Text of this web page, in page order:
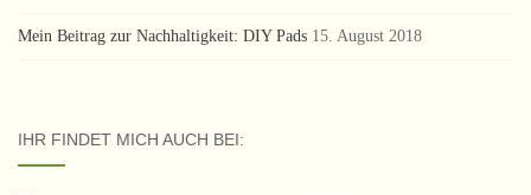
Mein Beitrag zur Nachhaltigkeit: DIY Pads 15. August 2018
IHR FINDET MICH AUCH BEI: